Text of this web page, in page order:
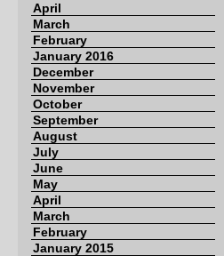
April
March
February
January 2016
December
November
October
September
August
July
June
May
April
March
February
January 2015